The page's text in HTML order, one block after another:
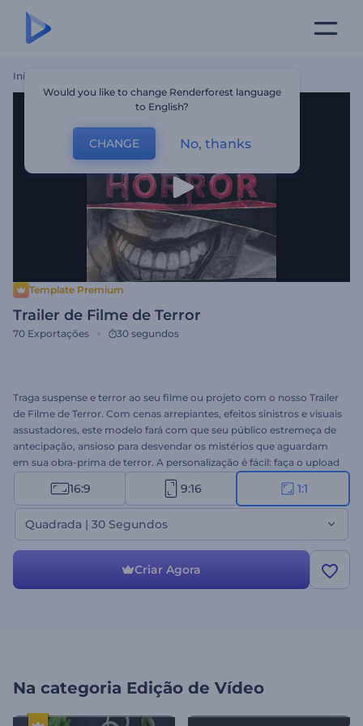
Início
Template Premium
Trailer de Filme de Terror
70 Exportações 30 segundos
Traga suspense e terror ao seu filme ou projeto com o nosso Trailer
de Filme de Terror. Com cenas arrepiantes, efeitos sinistros e visuais
assustadores, este modelo fará com que seu público estremeça de
antecipação, ansioso para desvendar os mistérios que aguardam
em sua obra-prima de terror. A personalização é fácil: faça o upload
de seus arquivos de mídia, digite seus textos, faça os ajustes
necessários e conclua seu projeto de vídeo assustador com música
de fundo ou até mesmo com sua narração. Perfeito para filmes de
terror, teasers emocionantes, promoções de Halloween,
introduções assustadoras e muito mais. Crie agora!
16:9 9:16 1:1
Quadrada | 30 Segundos
Criar Agora
Na categoria Edição de Vídeo
Would you like to change Renderforest language
to English?
CHANGE No, thanks